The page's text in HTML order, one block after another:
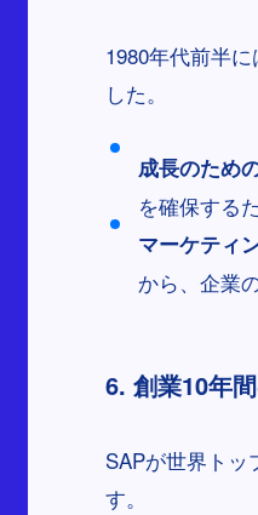
1980年代前半
した。
成長のため
を確保する
マーケティ
から、企業
6. 創業10年
SAPが世界トッ
す。